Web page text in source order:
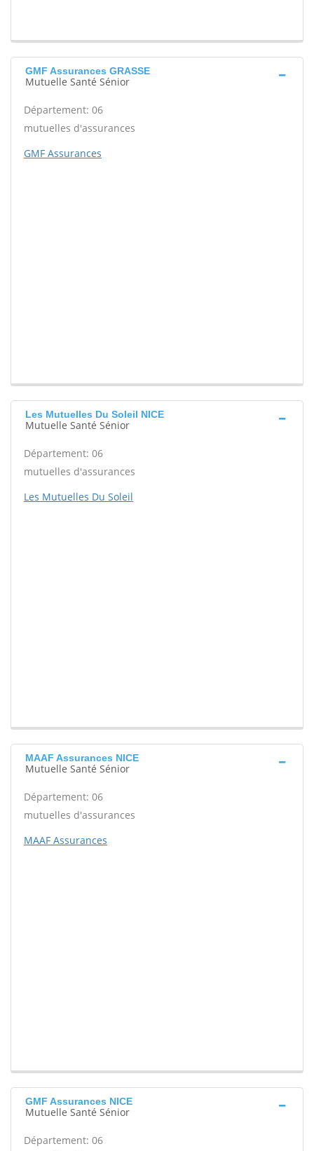
GMF Assurances GRASSE
Mutuelle Santé Sénior
Département: 06
mutuelles d'assurances
GMF Assurances
Les Mutuelles Du Soleil NICE
Mutuelle Santé Sénior
Département: 06
mutuelles d'assurances
Les Mutuelles Du Soleil
MAAF Assurances NICE
Mutuelle Santé Sénior
Département: 06
mutuelles d'assurances
MAAF Assurances
GMF Assurances NICE
Mutuelle Santé Sénior
Département: 06